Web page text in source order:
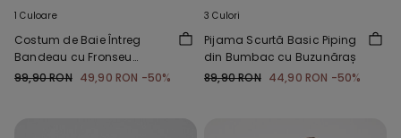
1 Culoare
Costum de Baie Întreg
Bandeau cu Fronseu
Microfibră Reciclată
99,90 RON 49,90 RON -50%
3 Culori
Pijama Scurtă Basic Piping
din Bumbac cu Buzunăraș
89,90 RON 44,90 RON -50%